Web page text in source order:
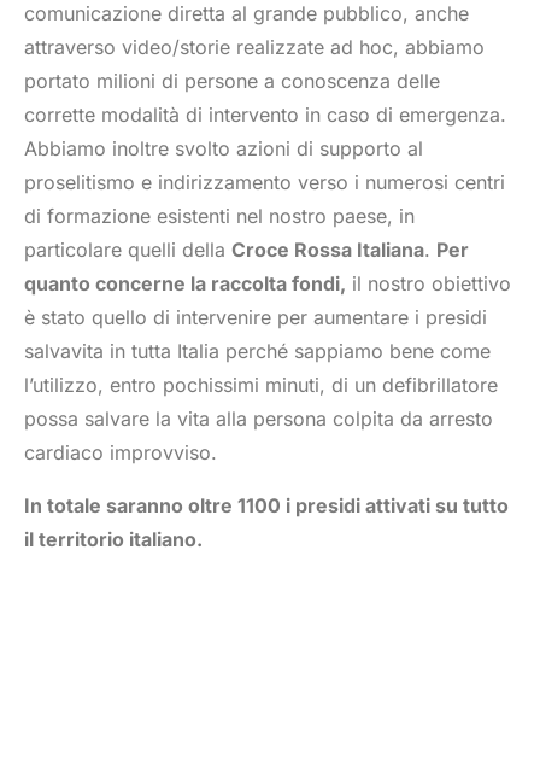
comunicazione diretta al grande pubblico, anche
attraverso video/storie realizzate ad hoc, abbiamo
portato milioni di persone a conoscenza delle
corrette modalità di intervento in caso di emergenza.
Abbiamo inoltre svolto azioni di supporto al
proselitismo e indirizzamento verso i numerosi centri
di formazione esistenti nel nostro paese, in
particolare quelli della Croce Rossa Italiana. Per
quanto concerne la raccolta fondi, il nostro obiettivo
è stato quello di intervenire per aumentare i presidi
salvavita in tutta Italia perché sappiamo bene come
l’utilizzo, entro pochissimi minuti, di un defibrillatore
possa salvare la vita alla persona colpita da arresto
cardiaco improvviso.
In totale saranno oltre 1100 i presidi attivati su tutto
il territorio italiano.